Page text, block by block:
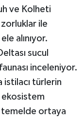
ve Kolheti
ile
alınıyor.
sucul
inceleniyor.
istilacı türlerin
ekosistem
temelde ortaya